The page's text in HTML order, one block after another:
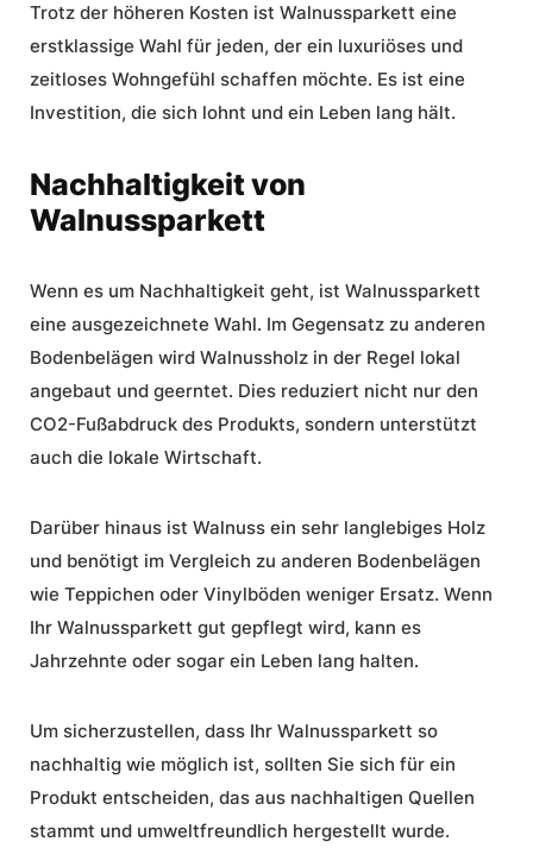
Trotz der höheren Kosten ist Walnussparkett eine
erstklassige Wahl für jeden, der ein luxuriöses und
zeitloses Wohngefühl schaffen möchte. Es ist eine
Investition, die sich lohnt und ein Leben lang hält.
Nachhaltigkeit von
Walnussparkett
Wenn es um Nachhaltigkeit geht, ist Walnussparkett
eine ausgezeichnete Wahl. Im Gegensatz zu anderen
Bodenbelägen wird Walnussholz in der Regel lokal
angebaut und geerntet. Dies reduziert nicht nur den
CO2-Fußabdruck des Produkts, sondern unterstützt
auch die lokale Wirtschaft.
Darüber hinaus ist Walnuss ein sehr langlebiges Holz
und benötigt im Vergleich zu anderen Bodenbelägen
wie Teppichen oder Vinylböden weniger Ersatz. Wenn
Ihr Walnussparkett gut gepflegt wird, kann es
Jahrzehnte oder sogar ein Leben lang halten.
Um sicherzustellen, dass Ihr Walnussparkett so
nachhaltig wie möglich ist, sollten Sie sich für ein
Produkt entscheiden, das aus nachhaltigen Quellen
stammt und umweltfreundlich hergestellt wurde.